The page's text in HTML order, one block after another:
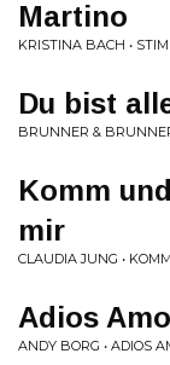
Martino
KRISTINA BACH •
Du bist
BRUNNER &
Komm
mir
CLAUDIA JUNG •
Adios
ANDY BORG • ADIOS